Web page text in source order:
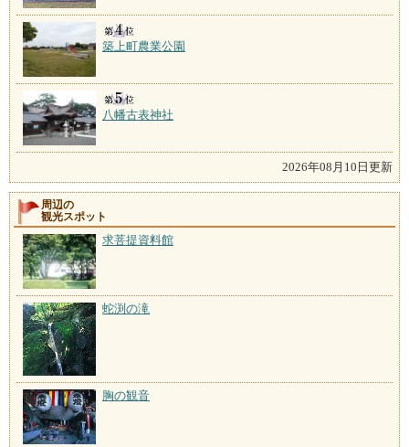
築上町農業公園
八幡古表神社
2026年08月10日更新
周辺の
観光スポット
求菩提資料館
蛇渕の滝
胸の観音